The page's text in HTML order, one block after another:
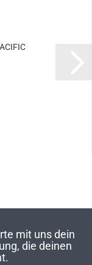
mit uns dein
die deinen